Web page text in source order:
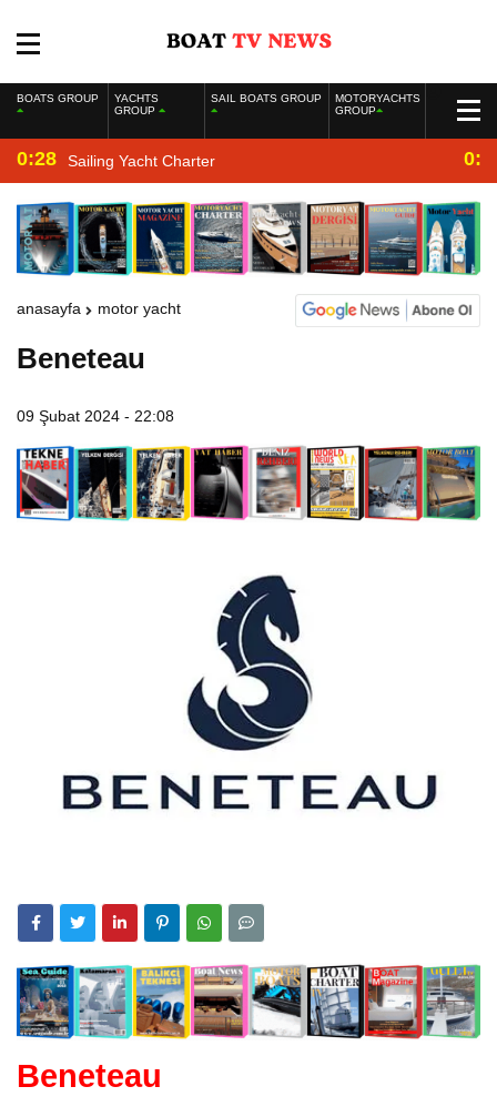
BOATS GROUP
YACHTS
GROUP
SAIL BOATS GROUP
MOTORYACHTS
GROUP
0:28 Sailing Yacht Charter
anasayfa motor yacht
Beneteau
09 Şubat 2024 - 22:08
Beneteau